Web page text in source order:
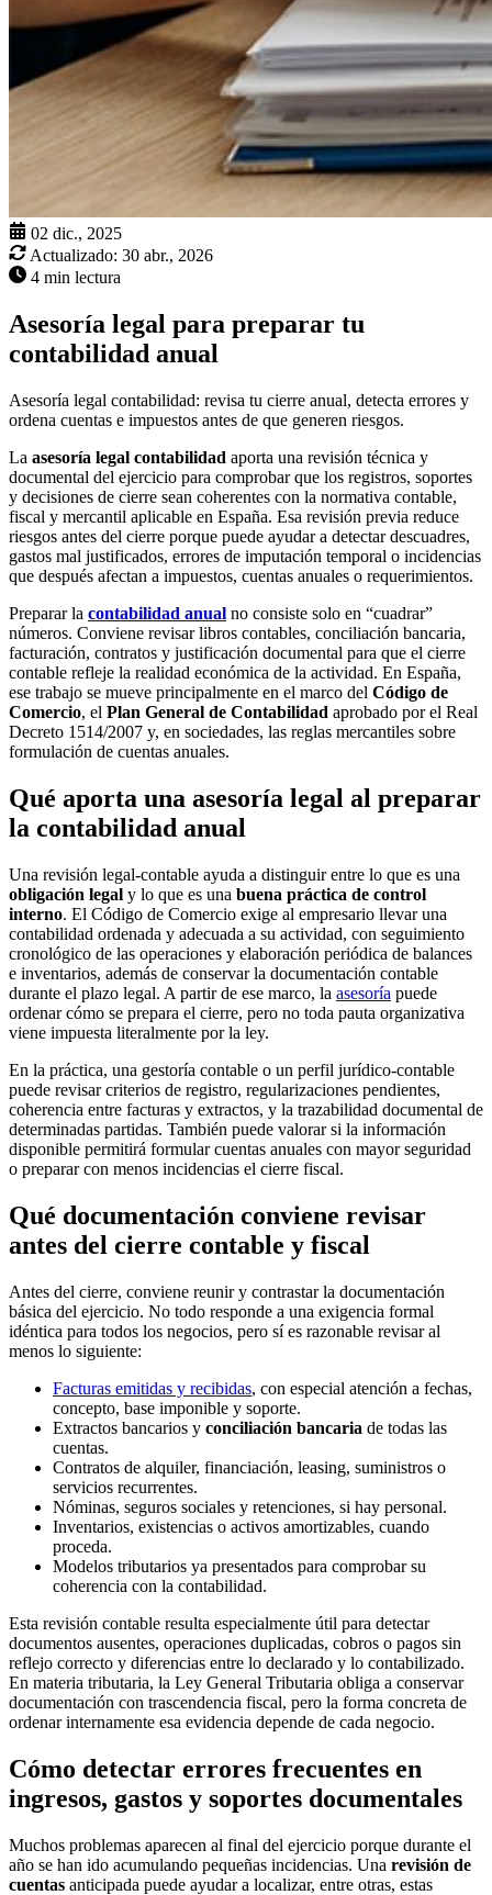
02 dic., 2025
Actualizado: 30 abr., 2026
4 min lectura
Asesoría legal para preparar tu
contabilidad anual
Asesoría legal contabilidad: revisa tu cierre anual, detecta errores y
ordena cuentas e impuestos antes de que generen riesgos.
La asesoría legal contabilidad aporta una revisión técnica y
documental del ejercicio para comprobar que los registros, soportes
y decisiones de cierre sean coherentes con la normativa contable,
fiscal y mercantil aplicable en España. Esa revisión previa reduce
riesgos antes del cierre porque puede ayudar a detectar descuadres,
gastos mal justificados, errores de imputación temporal o incidencias
que después afectan a impuestos, cuentas anuales o requerimientos.
Preparar la contabilidad anual no consiste solo en “cuadrar”
números. Conviene revisar libros contables, conciliación bancaria,
facturación, contratos y justificación documental para que el cierre
contable refleje la realidad económica de la actividad. En España,
ese trabajo se mueve principalmente en el marco del Código de
Comercio, el Plan General de Contabilidad aprobado por el Real
Decreto 1514/2007 y, en sociedades, las reglas mercantiles sobre
formulación de cuentas anuales.
Qué aporta una asesoría legal al preparar
la contabilidad anual
Una revisión legal-contable ayuda a distinguir entre lo que es una
obligación legal y lo que es una buena práctica de control
interno. El Código de Comercio exige al empresario llevar una
contabilidad ordenada y adecuada a su actividad, con seguimiento
cronológico de las operaciones y elaboración periódica de balances
e inventarios, además de conservar la documentación contable
durante el plazo legal. A partir de ese marco, la asesoría puede
ordenar cómo se prepara el cierre, pero no toda pauta organizativa
viene impuesta literalmente por la ley.
En la práctica, una gestoría contable o un perfil jurídico-contable
puede revisar criterios de registro, regularizaciones pendientes,
coherencia entre facturas y extractos, y la trazabilidad documental de
determinadas partidas. También puede valorar si la información
disponible permitirá formular cuentas anuales con mayor seguridad
o preparar con menos incidencias el cierre fiscal.
Qué documentación conviene revisar
antes del cierre contable y fiscal
Antes del cierre, conviene reunir y contrastar la documentación
básica del ejercicio. No todo responde a una exigencia formal
idéntica para todos los negocios, pero sí es razonable revisar al
menos lo siguiente:
Facturas emitidas y recibidas, con especial atención a fechas,
concepto, base imponible y soporte.
Extractos bancarios y conciliación bancaria de todas las
cuentas.
Contratos de alquiler, financiación, leasing, suministros o
servicios recurrentes.
Nóminas, seguros sociales y retenciones, si hay personal.
Inventarios, existencias o activos amortizables, cuando
proceda.
Modelos tributarios ya presentados para comprobar su
coherencia con la contabilidad.
Esta revisión contable resulta especialmente útil para detectar
documentos ausentes, operaciones duplicadas, cobros o pagos sin
reflejo correcto y diferencias entre lo declarado y lo contabilizado.
En materia tributaria, la Ley General Tributaria obliga a conservar
documentación con trascendencia fiscal, pero la forma concreta de
ordenar internamente esa evidencia depende de cada negocio.
Cómo detectar errores frecuentes en
ingresos, gastos y soportes documentales
Muchos problemas aparecen al final del ejercicio porque durante el
año se han ido acumulando pequeñas incidencias. Una revisión de
cuentas anticipada puede ayudar a localizar, entre otras, estas